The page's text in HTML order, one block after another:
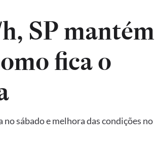
SP mantém
fica o
sábado e melhora das condições no